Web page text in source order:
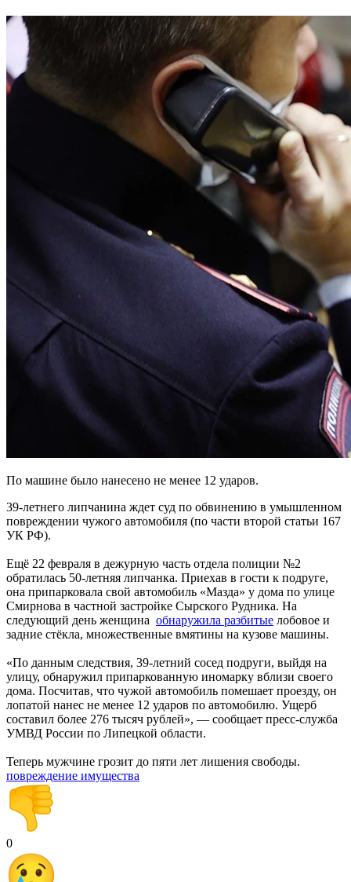
По машине было нанесено не менее 12 ударов.
39-летнего липчанина ждет суд по обвинению в умышленном
повреждении чужого автомобиля (по части второй статьи 167
УК РФ).
Ещё 22 февраля в дежурную часть отдела полиции №2
обратилась 50-летняя липчанка. Приехав в гости к подруге,
она припарковала свой автомобиль «Мазда» у дома по улице
Смирнова в частной застройке Сырского Рудника. На
следующий день женщина обнаружила разбитые лобовое и
задние стёкла, множественные вмятины на кузове машины.
«По данным следствия, 39-летний сосед подруги, выйдя на
улицу, обнаружил припаркованную иномарку вблизи своего
дома. Посчитав, что чужой автомобиль помешает проезду, он
лопатой нанес не менее 12 ударов по автомобилю. Ущерб
составил более 276 тысяч рублей», — сообщает пресс-служба
УМВД России по Липецкой области.
Теперь мужчине грозит до пяти лет лишения свободы.
повреждение имущества
0